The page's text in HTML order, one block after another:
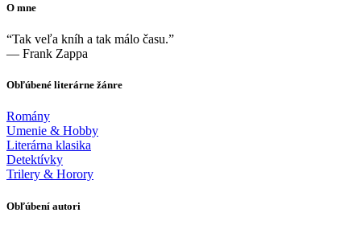
O mne
“Tak veľa kníh a tak málo času.”
― Frank Zappa
Obľúbené literárne žánre
Romány
Umenie & Hobby
Literárna klasika
Detektívky
Trilery & Horory
Obľúbení autori